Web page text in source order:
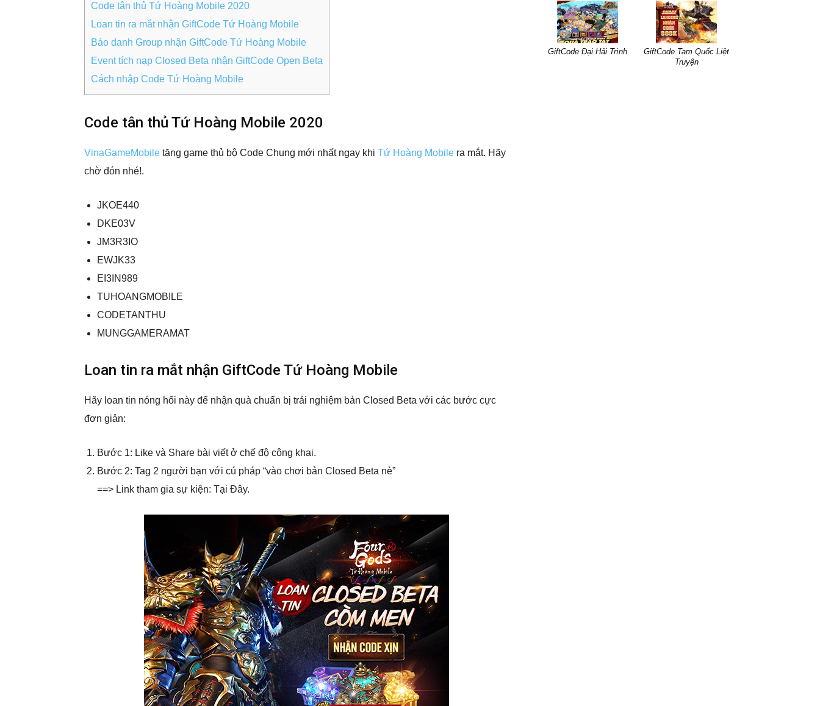
Code tân thủ Tứ Hoàng Mobile 2020
Loan tin ra mắt nhận GiftCode Tứ Hoàng Mobile
Báo danh Group nhận GiftCode Tứ Hoàng Mobile
Event tích nạp Closed Beta nhận GiftCode Open Beta
Cách nhập Code Tứ Hoàng Mobile
Code tân thủ Tứ Hoàng Mobile 2020
VinaGameMobile tặng game thủ bộ Code Chung mới nhất ngay khi Tứ Hoàng Mobile ra mắt. Hãy
chờ đón nhé!.
JKOE440
DKE03V
JM3R3IO
EWJK33
EI3IN989
TUHOANGMOBILE
CODETANTHU
MUNGGAMERAMAT
Loan tin ra mắt nhận GiftCode Tứ Hoàng Mobile
Hãy loan tin nóng hổi này để nhận quà chuẩn bị trải nghiệm bản Closed Beta với các bước cực
đơn giản:
Bước 1: Like và Share bài viết ở chế độ công khai.
Bước 2: Tag 2 người bạn với cú pháp “vào chơi bản Closed Beta nè”
==> Link tham gia sự kiện: Tại Đây.
GiftCode Đại Hải Trình
GiftCode Tam Quốc Liệt
Truyện